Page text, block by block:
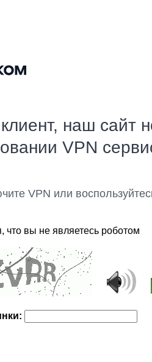
наш сайт
VPN
VPN или
что вы не являетесь роботом